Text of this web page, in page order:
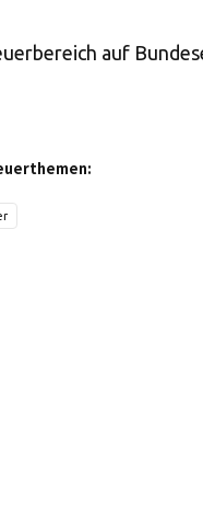
auf